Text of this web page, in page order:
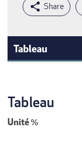
Tableau
Tableau
Unité%